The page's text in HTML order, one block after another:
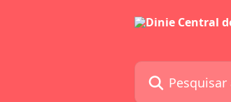
Pesquisar artigos...